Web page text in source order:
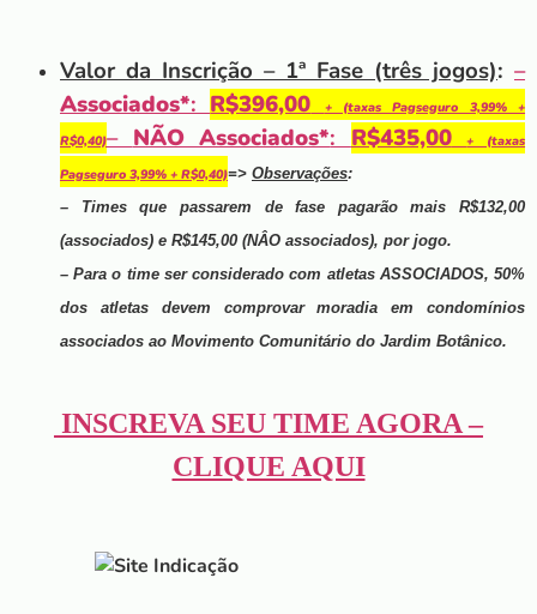
Valor da Inscrição – 1ª Fase (três jogos): –
Associados*: R$396,00
+ (taxas Pagseguro 3,99% +
R$0,40)– NÃO Associados*: R$435,00
+ (taxas
Pagseguro 3,99% + R$0,40)=> Observações:
– Times que passarem de fase pagarão mais R$132,00
(associados) e R$145,00 (NÂO associados), por jogo.
– Para o time ser considerado com atletas ASSOCIADOS, 50%
dos atletas devem comprovar moradia em condomínios
associados ao Movimento Comunitário do Jardim Botânico.
INSCREVA SEU TIME AGORA –
CLIQUE AQUI